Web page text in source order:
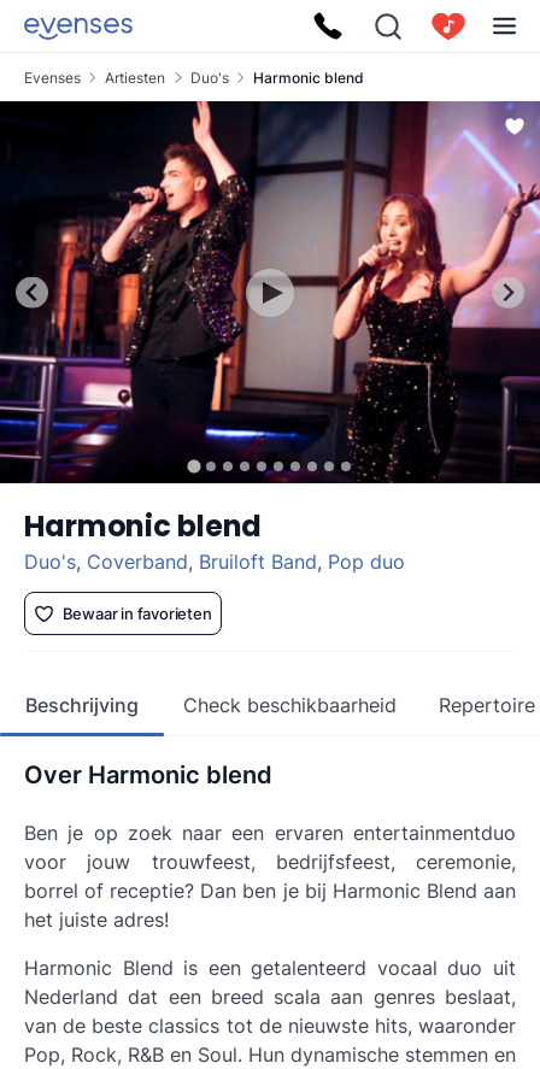
Evenses Artiesten Duo's Harmonic blend
Harmonic blend
Duo's, Coverband, Bruiloft Band, Pop duo
Bewaar in favorieten
Beschrijving Check beschikbaarheid Repertoire
Over Harmonic blend
Ben je op zoek naar een ervaren entertainmentduo
voor jouw trouwfeest, bedrijfsfeest, ceremonie,
borrel of receptie? Dan ben je bij Harmonic Blend aan
het juiste adres!
Harmonic Blend is een getalenteerd vocaal duo uit
Nederland dat een breed scala aan genres beslaat,
van de beste classics tot de nieuwste hits, waaronder
Pop, Rock, R&B en Soul. Hun dynamische stemmen en